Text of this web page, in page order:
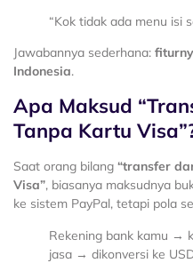
“Kok tidak ada menu isi
Jawabannya sederhana:
Indonesia.
Apa Maksud
Tanpa Kartu
Saat orang bilang “transfer
Visa”, biasanya maksudnya
ke sistem PayPal, tetapi pola
Rekening bank kamu →
jasa → dikonversi ke